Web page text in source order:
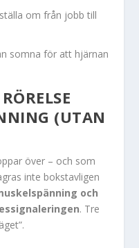
om från jobb till
somna för att hjärnan
(UTAN
över – och som
inte bokstavligen
och
. Tre